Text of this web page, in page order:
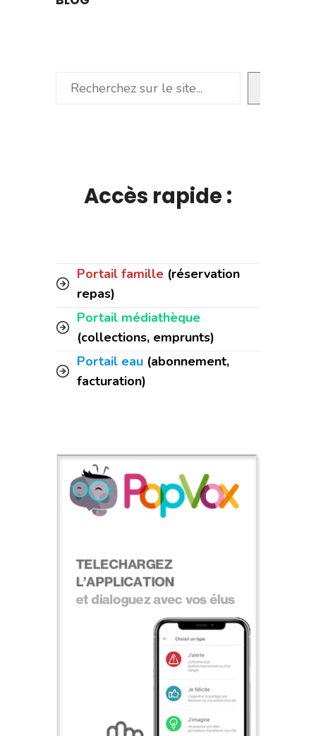
Rechercher
Accès rapide :
Portail famille (réservation
repas)
Portail médiathèque
(collections, emprunts)
Portail eau (abonnement,
facturation)